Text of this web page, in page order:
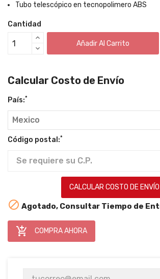
Tubo telescópico en tecnopolimero ABS
Cantidad
Añadir Al Carrito
Calcular Costo de Envío
País:*
Código postal:*
CALCULAR COSTO DE ENVÍO
 Agotado, Consultar Tiempo de
 COMPRA AHORA